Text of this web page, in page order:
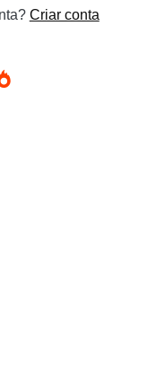
Criar conta